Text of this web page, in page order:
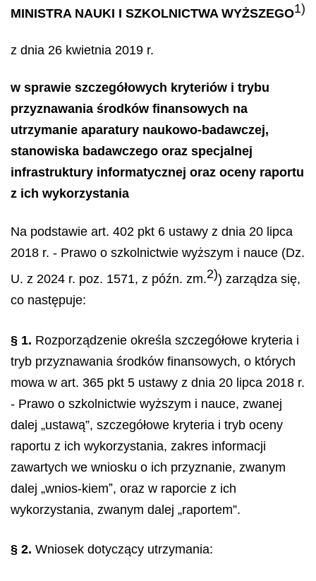
MINISTRA NAUKI I SZKOLNICTWA WYŻSZEGO1)
z dnia 26 kwietnia 2019 r.
w sprawie szczegółowych kryteriów i trybu
przyznawania środków finansowych na
utrzymanie aparatury naukowo-badawczej,
stanowiska badawczego oraz specjalnej
infrastruktury informatycznej oraz oceny raportu
z ich wykorzystania
Na podstawie art. 402 pkt 6 ustawy z dnia 20 lipca
2018 r. - Prawo o szkolnictwie wyższym i nauce (Dz.
U. z 2024 r. poz. 1571, z późn. zm.2)) zarządza się,
co następuje:
§ 1. Rozporządzenie określa szczegółowe kryteria i
tryb przyznawania środków finansowych, o których
mowa w art. 365 pkt 5 ustawy z dnia 20 lipca 2018 r.
- Prawo o szkolnictwie wyższym i nauce, zwanej
dalej „ustawą”, szczegółowe kryteria i tryb oceny
raportu z ich wykorzystania, zakres informacji
zawartych we wniosku o ich przyznanie, zwanym
dalej „wnios-kiemˮ, oraz w raporcie z ich
wykorzystania, zwanym dalej „raportem”.
§ 2. Wniosek dotyczący utrzymania: